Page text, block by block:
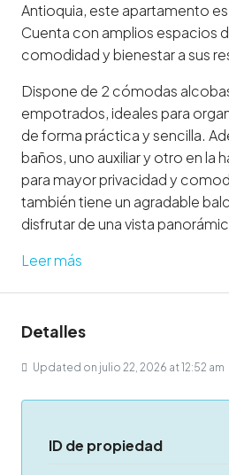
Antioquia, este apartamento
Cuenta con amplios espacios
comodidad y bienestar a sus
Dispone de 2 cómodas
empotrados, ideales para
de forma práctica y sencilla.
baños, uno auxiliar y otro en la
para mayor privacidad y
también tiene un agradable
disfrutar de una vista
Leer más
Detalles
Updated on julio 22, 2026 at 12:52 am
ID de propiedad